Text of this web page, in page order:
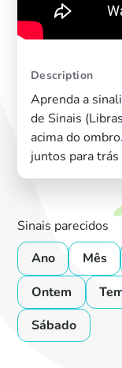
Description
Aprenda a
de Sinais
acima do
juntos para
Sinais parecidos
Ano
Mês
Ontem
Sábado